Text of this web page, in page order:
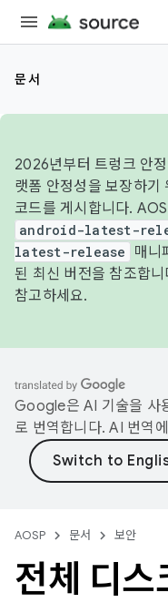
문서
2026년부터 트렁크 안
랫폼 안정성을 보장하
코드를 게시합니다.
android-latest-
latest-release
매니
된 최신 버전을 참조합
참고하세요.
Google은 AI 기술을 사
로 번역합니다. AI 번역
AOSP 문서 보안
전체 디스